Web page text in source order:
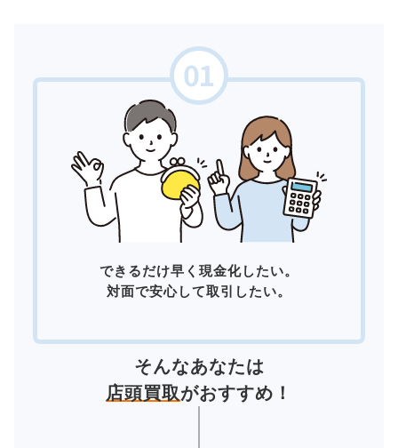
できるだけ早く現金化したい。
対面で安心して取引したい。
そんなあなたは
店頭買取がおすすめ！